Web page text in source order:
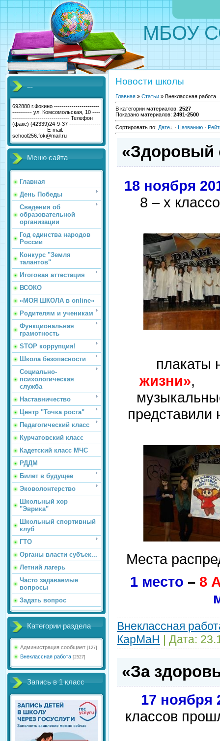
МБОУ
...
692880 г.Фокино -----------------------
---------- ул. Комсомольская, 10 ----
----------------------------- Телефон
(факс) (42339)24-9-37 ----------------
----------------- E-mail:
school256.fok@mail.ru
Меню сайта
Главная
День Победы
Сведения об
образовательной
организации
Год единства народов
России
Конкурс "Земля
талантов"
Итоговая аттестация
ВСОКО
«МОЯ ШКОЛА в online»
Родителям и ученикам
Функциональная
грамотность
STOP коррупция!
Школа безопасности
Социально-
психологическая
служба
Наставничество
Центр "Точка роста"
Педагогический класс
Курчатовский класс
Кадетский класс МЧС
РДДМ
Билет в будущее
Эковолонтерство
Школьный хор
"Эврика"
Школьный спортивный
клуб
ГТО
Органы власти субъек...
Летний лагерь
Часто задаваемые
вопросы
Задать вопрос
Категории раздела
Администрация сообщает [127]
Внеклассная работа [2527]
Запись в 1 класс
Новости школы
Главная » Статьи » Внеклассная работа
В категории материалов: 2527
Показано материалов: 2491-2500
Сортировать по: Дате · Названию ·
«Здоровый
18 ноября
8 – х
плакаты
жизни»,
представили
Места
1 место – 8
Внеклассная
КарМаН | Дата:
«За
17 ноября
классов